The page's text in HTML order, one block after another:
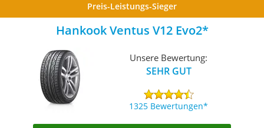
Preis-Leistungs-Sieger
Hankook Ventus V12 Evo2
Unsere Bewertung:
SEHR GUT
1325 Bewertungen